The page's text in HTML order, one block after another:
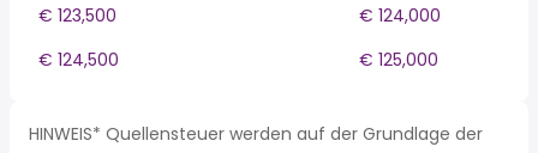
€ 123,500
€ 124,000
€ 124,500
€ 125,000
HINWEIS* Quellensteuer werden auf der Grundlage der